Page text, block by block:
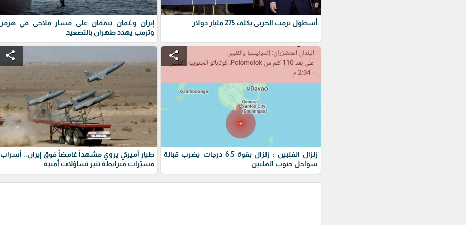
أسطول ترمب الحربي يكلف 275 مليار دولار
إيران وعُمان تتفقان على مسار ملاحي في هرمز
وترمب يهدد طهران بالتصعيد
share
زلزال الفلبين : زلزال بقوة 6.5 درجات يضرب قبالة
سواحل جنوب الفلبين
share
طيار أميركي يروي مشهداً غامضاً فوق إيران.. أسراب
مسيّرات مترابطة تثير تساؤلات أمنية